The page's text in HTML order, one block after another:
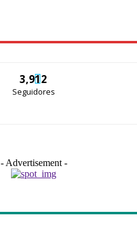
3,912
Seguidores
- Advertisement -